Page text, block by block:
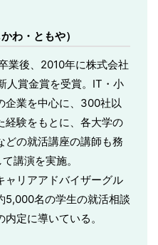
わ・ともや）
業後、2010年に株式会社
人賞金賞を受賞。IT・小
企業を中心に、300社以
経験をもとに、各大学の
どの就活講座の講師も務
講演を実施。
ャリアアドバイザーグル
5,000名の学生の就活相談
定に導いている。